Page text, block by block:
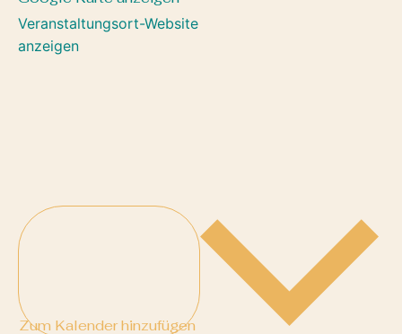
Veranstaltungsort-Website
anzeigen
Zum Kalender hinzufügen